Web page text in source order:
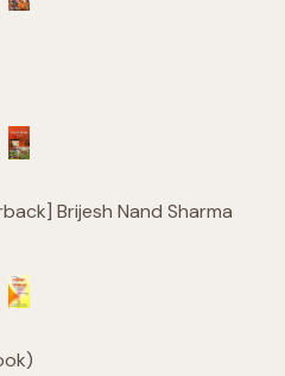
Brijesh Nand Sharma